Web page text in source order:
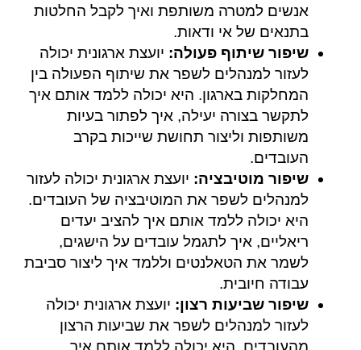
אנשים למטרה משותפת ואיך לקבל החלטות
בתנאים של אי ודאות.
שיפור שיתוף פעולה: יועצת ארגונית יכולה
לעזור למנהלים לשפר את שיתוף הפעולה בין
המחלקות בארגון. היא יכולה ללמד אותם איך
לתקשר בצורה יעילה, איך לפתור בעיות
משותפות וליצור תחושת שייכות בקרב
העובדים.
שיפור מוטיבציה: יועצת ארגונית יכולה לעזור
למנהלים לשפר את המוטיבציה של העובדים.
היא יכולה ללמד אותם איך להציב יעדים
ריאליים, איך לתגמל עובדים על הישגים,
לשמר את הטאלנטים וללמד איך ליצור סביבת
עבודה חיובית.
שיפור שביעות רצון: יועצת ארגונית יכולה
לעזור למנהלים לשפר את שביעות הרצון
מהעובדים. היא יכולה ללמד אותם איך